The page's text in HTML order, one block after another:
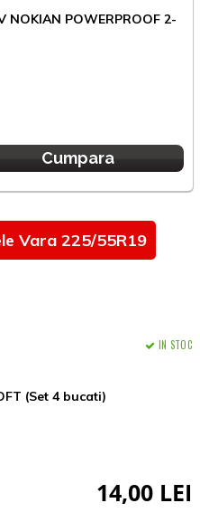
NOKIAN POWERPROOF 2-
Cumpara
Vara 225/55R19
(Set 4 bucati)
IN STOC
14,00 LEI